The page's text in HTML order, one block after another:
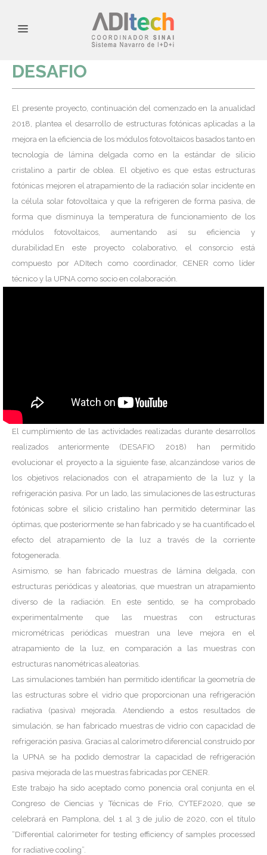
DESAFIO
El presente proyecto, continuación del comenzado en la anualidad
2018, plantea el desarrollo de estructuras fotónicas aplicadas a la
mejora en la eficiencia de los módulos fotovoltaicos basados tanto en
tecnología de lámina delgada como en la estándar de silicio
cristalino a partir de oblea. El objetivo es que estas estructuras
fotónicas mejoren el atrapamiento de la radiación solar incidente en
la célula solar fotovoltaica y que la refrigeren de forma pasiva, de
forma que disminuya la temperatura de funcionamiento de los
módulos fotovoltaicos, aumentando así su eficiencia y
durabilidad.En este proyecto colaborativo, el consorcio está
compuesto por ADItech como coordinador, CENER como líder
técnico y la UPNA como socio en colaboración.
El cumplimiento de las actividades realizadas durante desarrollos
realizados anteriormente (DESAFIO 2018) han permitido
evolucionar el proyecto a la siguiente fase, alcanzándose varios de
los objetivos relacionados con el atrapamiento de la luz y la
refrigeración pasiva. Por un lado, las simulaciones de las estructuras
fotónicas sobre el silicio cristalino han permitido determinar las
óptimas, que posteriormente se han fabricado y se ha cuantificado el
efecto del atrapamiento de la luz a través de la corriente
fotogenerada.
Asimismo, se han fabricado muestras de lámina delgada, con
estructuras periódicas y aleatorias, que muestran un atrapamiento
diverso de la radiación. En este sentido, se ha comprobado
experimentalmente que las muestras con estructuras
micrométricas periódicas muestran una leve mejora en el
atrapamiento de la luz, en comparación a las muestras con
estructuras nanométricas aleatorias.
Las simulaciones también han permitido identificar la geometría de
las estructuras sobre el vidrio que proporcionan una refrigeración
radiativa (pasiva) mejorada. Atendiendo a estos resultados de
simulación, se han fabricado muestras de vidrio con capacidad de
refrigeración pasiva. Gracias al calorímetro diferencial construido por
la UPNA se ha podido demostrar la capacidad de refrigeración
pasiva mejorada de las muestras fabricadas por CENER.
Este trabajo ha sido aceptado como ponencia oral conjunta en el
Congreso de Ciencias y Técnicas de Frío, CYTEF2020, que se
celebrará en Pamplona, del 1 al 3 de julio de 2020, con el título
“Differential calorimeter for testing efficiency of samples processed
for radiative cooling”.